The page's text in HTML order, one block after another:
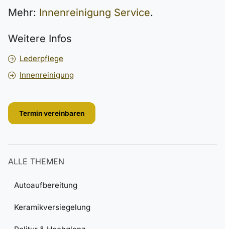
Mehr: Innenreinigung Service.
Weitere Infos
Lederpflege
Innenreinigung
Termin vereinbaren
ALLE THEMEN
Autoaufbereitung
Keramikversiegelung